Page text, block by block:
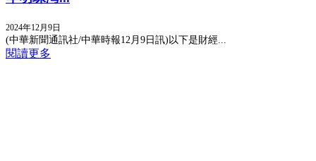
2024年12月9日
(中華新聞通訊社/中華時報12月9日訊)以下是財經...
閱讀更多